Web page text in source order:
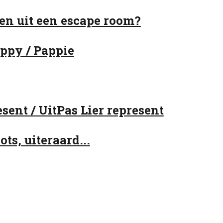
uit een escape room?
/ Pappie
/ UitPas Lier represent
uiteraard...